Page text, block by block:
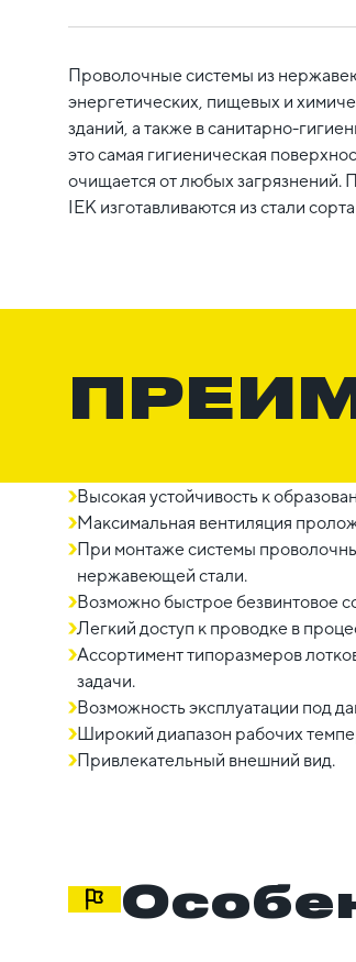
Проволочные системы из
энергетических, пищевых и
зданий, а также в санитарно-
это самая гигиеническая
очищается от любых загрязнений.
IEK изготавливаются из стали
Высокая устойчивость к
Максимальная вентиляция
При монтаже системы
нержавеющей стали.
Возможно быстрое безвинтовое
Легкий доступ к проводке в
Ассортимент типоразмеров
задачи.
Возможность эксплуатации под
Широкий диапазон рабочих
Привлекательный внешний вид.